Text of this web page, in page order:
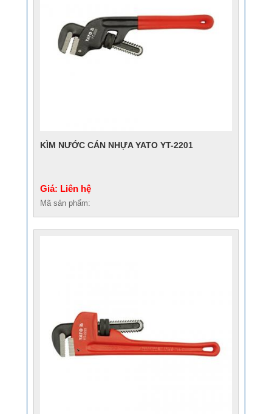
KÌM NƯỚC CÁN NHỰA YATO YT-2201
Giá: Liên hệ
Mã sản phẩm: